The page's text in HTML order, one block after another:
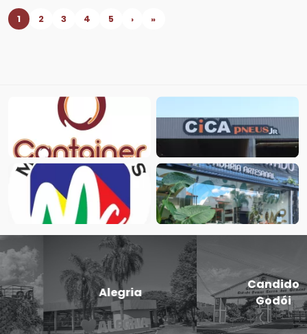
1 2 3 4 5 › »
Candido
Godói
Cerro Largo